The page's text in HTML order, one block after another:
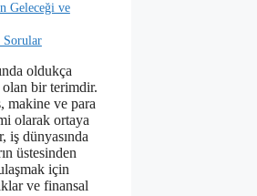
Geleceği ve
Sorular
oldukça
bir terimdir.
makine ve para
olarak ortaya
iş dünyasında
üstesinden
için
ve finansal